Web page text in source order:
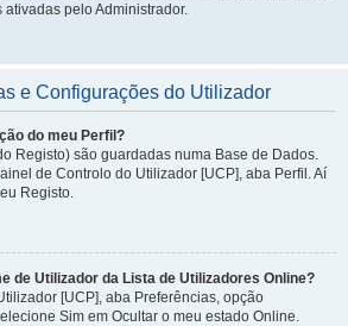
pelo Administrador.
e Configurações do Utilizador
do meu Perfil?
Registo) são guardadas numa Base de Dados.
de Controlo do Utilizador [UCP], aba Perfil. Aí
Registo.
de Utilizador da Lista de Utilizadores Online?
[UCP], aba Preferências, opção
Sim em Ocultar o meu estado Online.